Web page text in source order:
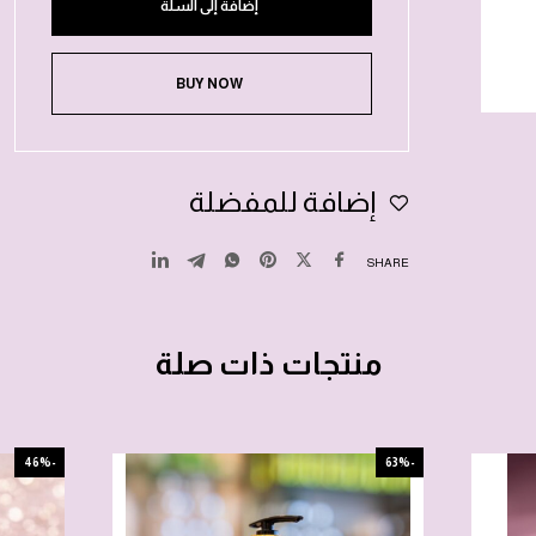
إضافة إلى السلة
BUY NOW
إضافة للمفضلة
SHARE
منتجات ذات صلة
-63%
-46%